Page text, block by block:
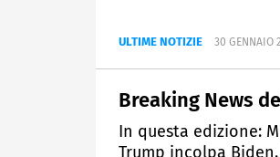
ULTIME NOTIZIE 30 GENNAIO
Breaking News
In questa edizione:
Trump incolpa